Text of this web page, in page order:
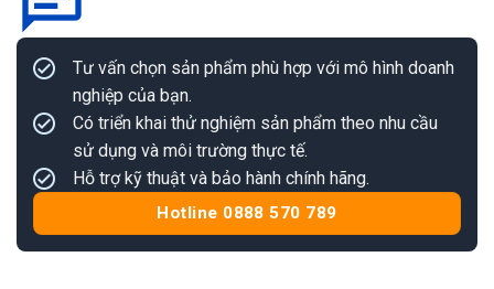
Tư vấn chọn sản phẩm phù hợp với mô hình doanh
nghiệp của bạn.
Có triển khai thử nghiệm sản phẩm theo nhu cầu
sử dụng và môi trường thực tế.
Hỗ trợ kỹ thuật và bảo hành chính hãng.
Hotline 0888 570 789